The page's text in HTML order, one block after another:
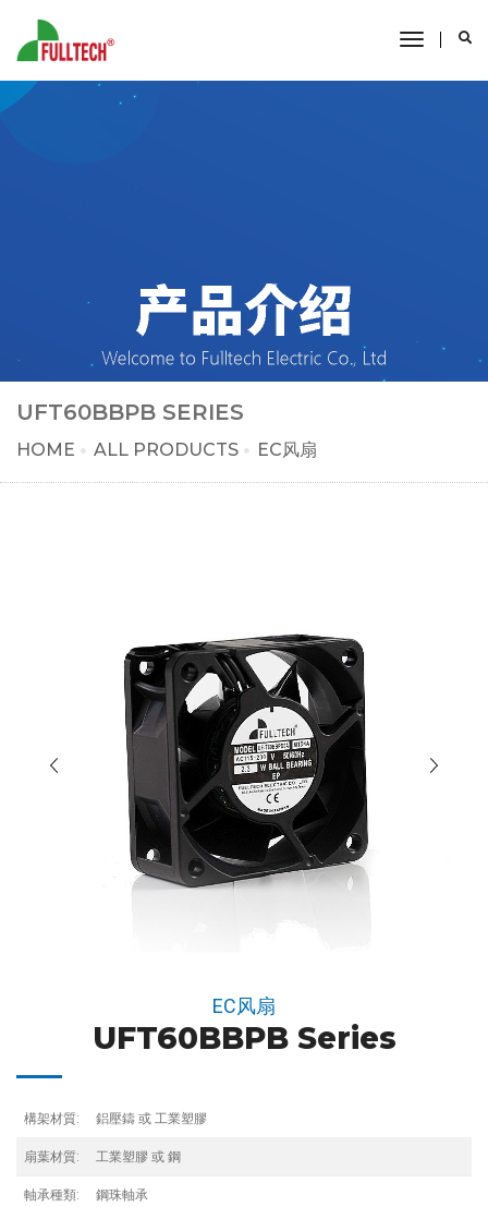
toggle
UFT60BBPB SERIES
HOME ALL PRODUCTS EC风扇
EC风扇
UFT60BBPB Series
構架材質: 鋁壓鑄 或 工業塑膠
扇葉材質: 工業塑膠 或 鋼
軸承種類: 鋼珠軸承